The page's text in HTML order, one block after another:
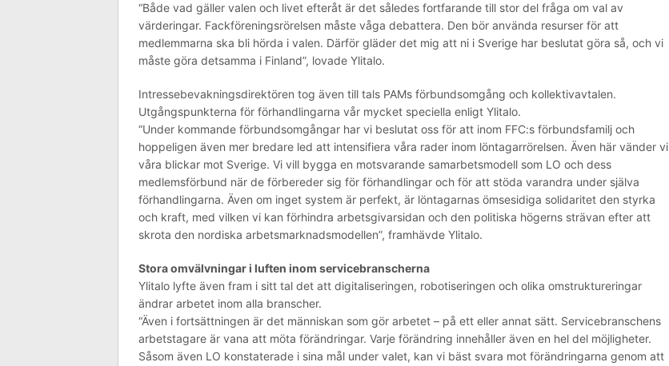
“Både vad gäller valen och livet efteråt är det således fortfarande till stor del fråga om val av
värderingar. Fackföreningsrörelsen måste våga debattera. Den bör använda resurser för att
medlemmarna ska bli hörda i valen. Därför gläder det mig att ni i Sverige har beslutat göra så, och vi
måste göra detsamma i Finland”, lovade Ylitalo.
Intressebevakningsdirektören tog även till tals PAMs förbundsomgång och kollektivavtalen.
Utgångspunkterna för förhandlingarna vår mycket speciella enligt Ylitalo.
“Under kommande förbundsomgångar har vi beslutat oss för att inom FFC:s förbundsfamilj och
hoppeligen även mer bredare led att intensifiera våra rader inom löntagarrörelsen. Även här vänder vi
våra blickar mot Sverige. Vi vill bygga en motsvarande samarbetsmodell som LO och dess
medlemsförbund när de förbereder sig för förhandlingar och för att stöda varandra under själva
förhandlingarna. Även om inget system är perfekt, är löntagarnas ömsesidiga solidaritet den styrka
och kraft, med vilken vi kan förhindra arbetsgivarsidan och den politiska högerns strävan efter att
skrota den nordiska arbetsmarknadsmodellen”, framhävde Ylitalo.
Stora omvälvningar i luften inom servicebranscherna
Ylitalo lyfte även fram i sitt tal det att digitaliseringen, robotiseringen och olika omstruktureringar
ändrar arbetet inom alla branscher.
“Även i fortsättningen är det människan som gör arbetet – på ett eller annat sätt. Servicebranschens
arbetstagare är vana att möta förändringar. Varje förändring innehåller även en hel del möjligheter.
Såsom även LO konstaterade i sina mål under valet, kan vi bäst svara mot förändringarna genom att